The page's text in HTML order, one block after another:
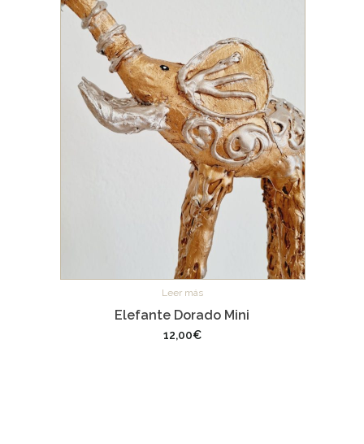
Leer más
Elefante Dorado Mini
12,00€